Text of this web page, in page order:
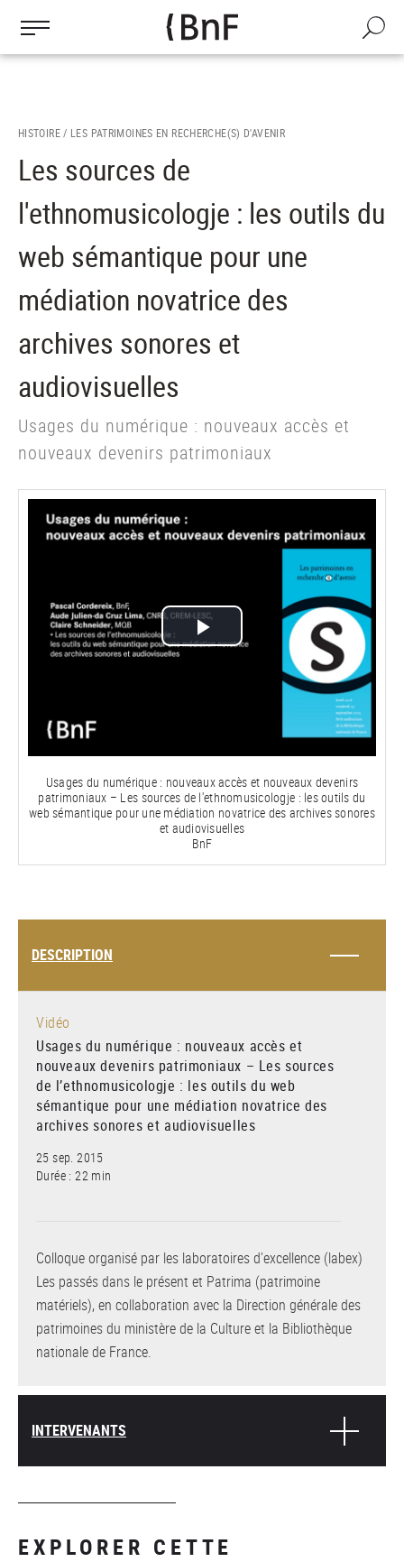
contenu
Recherche
HISTOIRE / LES PATRIMOINES EN RECHERCHE(S) D'AVENIR
Les sources de
l'ethnomusicologje : les outils du
web sémantique pour une
médiation novatrice des
archives sonores et
audiovisuelles
Usages du numérique : nouveaux accès et
nouveaux devenirs patrimoniaux
Lire
Usages du numérique : nouveaux accès et nouveaux devenirs
patrimoniaux – Les sources de l'ethnomusicologje : les outils du
web sémantique pour une médiation novatrice des archives sonores
et audiovisuelles
BnF
DESCRIPTION
Vidéo
Usages du numérique : nouveaux accès et
nouveaux devenirs patrimoniaux – Les sources
de l’ethnomusicologje : les outils du web
sémantique pour une médiation novatrice des
archives sonores et audiovisuelles
25 sep. 2015
Durée : 22 min
Colloque organisé par les laboratoires d’excellence (labex)
Les passés dans le présent et Patrima (patrimoine
matériels), en collaboration avec la Direction générale des
patrimoines du ministère de la Culture et la Bibliothèque
nationale de France.
INTERVENANTS
EXPLORER CETTE